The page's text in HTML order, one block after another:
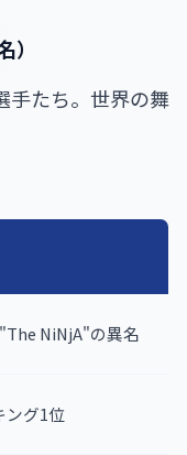
手たち。世界の舞
NiNjA"の異名
ング1位